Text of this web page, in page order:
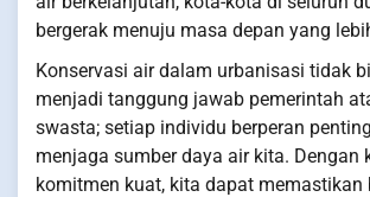
bergerak menuju masa depan yang
Konservasi air dalam urbanisasi tidak
menjadi tanggung jawab pemerintah
swasta; setiap individu berperan
menjaga sumber daya air kita. Dengan
komitmen kuat, kita dapat memastikan